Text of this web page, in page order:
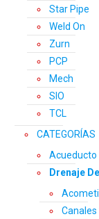
Star Pipe
Weld On
Zurn
PCP
Mech
SIO
TCL
CATEGORÍAS
Acueducto
Drenaje